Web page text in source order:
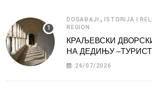
DOGAĐAJI ,ISTORIJA I
REGION
КРАЉЕВСКИ
НА ДЕДИЊУ
АТРАКЦИЈА
26/07/2026